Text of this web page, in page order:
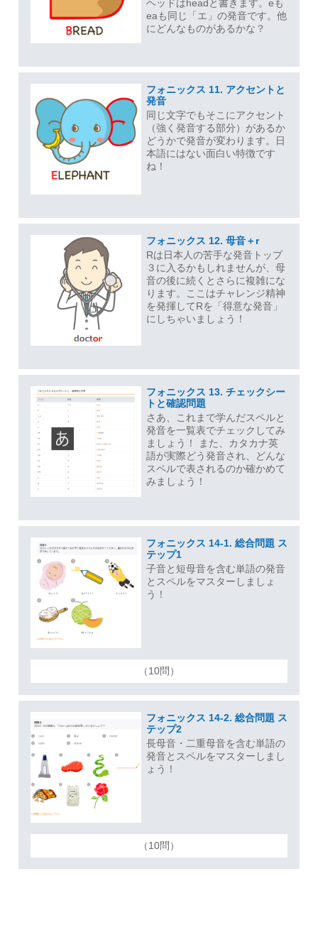
ヘッドはheadと書きます。eも
eaも同じ「エ」の発音です。他
にどんなものがあるかな？
フォニックス 11. アクセントと
発音
同じ文字でもそこにアクセント
（強く発音する部分）があるか
どうかで発音が変わります。日
本語にはない面白い特徴です
ね！
フォニックス 12. 母音＋r
Rは日本人の苦手な発音トップ
３に入るかもしれませんが、母
音の後に続くとさらに複雑にな
ります。ここはチャレンジ精神
を発揮してRを「得意な発音」
にしちゃいましょう！
フォニックス 13. チェックシー
トと確認問題
さあ、これまで学んだスペルと
発音を一覧表でチェックしてみ
ましょう！ また、カタカナ英
語が実際どう発音され、どんな
スペルで表されるのか確かめて
みましょう！
フォニックス 14-1. 総合問題 ス
テップ1
子音と短母音を含む単語の発音
とスペルをマスターしましょ
う！
（10問）
フォニックス 14-2. 総合問題 ス
テップ2
長母音・二重母音を含む単語の
発音とスペルをマスターしまし
ょう！
（10問）